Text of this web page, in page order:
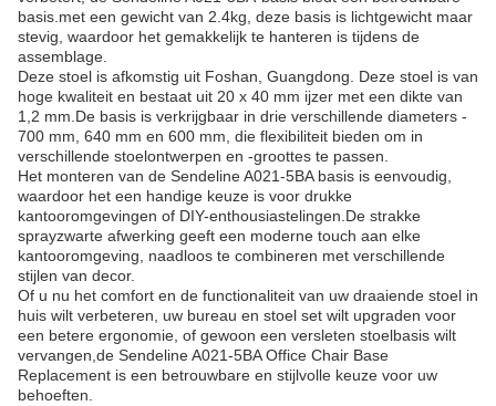
basis.met een gewicht van 2.4kg, deze basis is lichtgewicht maar
stevig, waardoor het gemakkelijk te hanteren is tijdens de
assemblage.
Deze stoel is afkomstig uit Foshan, Guangdong. Deze stoel is van
hoge kwaliteit en bestaat uit 20 x 40 mm ijzer met een dikte van
1,2 mm.De basis is verkrijgbaar in drie verschillende diameters -
700 mm, 640 mm en 600 mm, die flexibiliteit bieden om in
verschillende stoelontwerpen en -groottes te passen.
Het monteren van de Sendeline A021-5BA basis is eenvoudig,
waardoor het een handige keuze is voor drukke
kantooromgevingen of DIY-enthousiastelingen.De strakke
sprayzwarte afwerking geeft een moderne touch aan elke
kantooromgeving, naadloos te combineren met verschillende
stijlen van decor.
Of u nu het comfort en de functionaliteit van uw draaiende stoel in
huis wilt verbeteren, uw bureau en stoel set wilt upgraden voor
een betere ergonomie, of gewoon een versleten stoelbasis wilt
vervangen,de Sendeline A021-5BA Office Chair Base
Replacement is een betrouwbare en stijlvolle keuze voor uw
behoeften.